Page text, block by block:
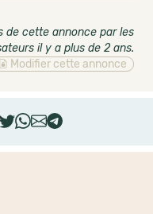
de cette annonce par les
il y a plus de 2 ans.
Modifier cette annonce